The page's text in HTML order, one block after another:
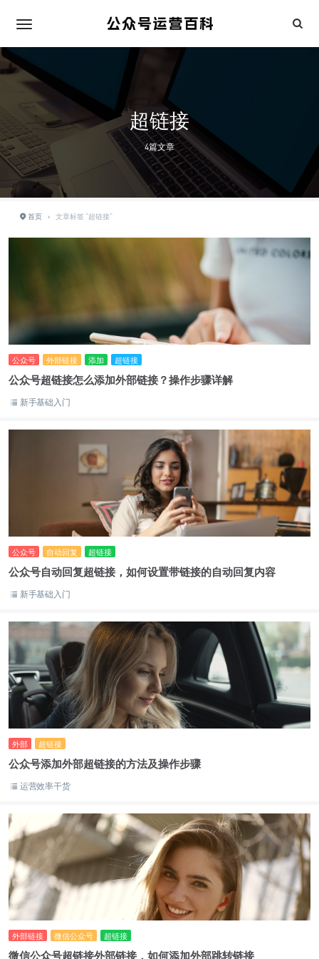
超链接
4篇文章
首页 › 文章标签 "超链接"
公众号 外部链接 添加 超链接
公众号超链接怎么添加外部链接？操作步骤详解
新手基础入门
公众号 自动回复 超链接
公众号自动回复超链接，如何设置带链接的自动回复内容
新手基础入门
外部 超链接
公众号添加外部超链接的方法及操作步骤
运营效率干货
外部链接 微信公众号 超链接
微信公众号超链接外部链接，如何添加外部跳转链接